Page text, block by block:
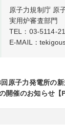
原子力規制庁 原
実用炉審査部門
TEL：03-5114-
E-MAIL：
原子力発電所の
開催のお知らせ【